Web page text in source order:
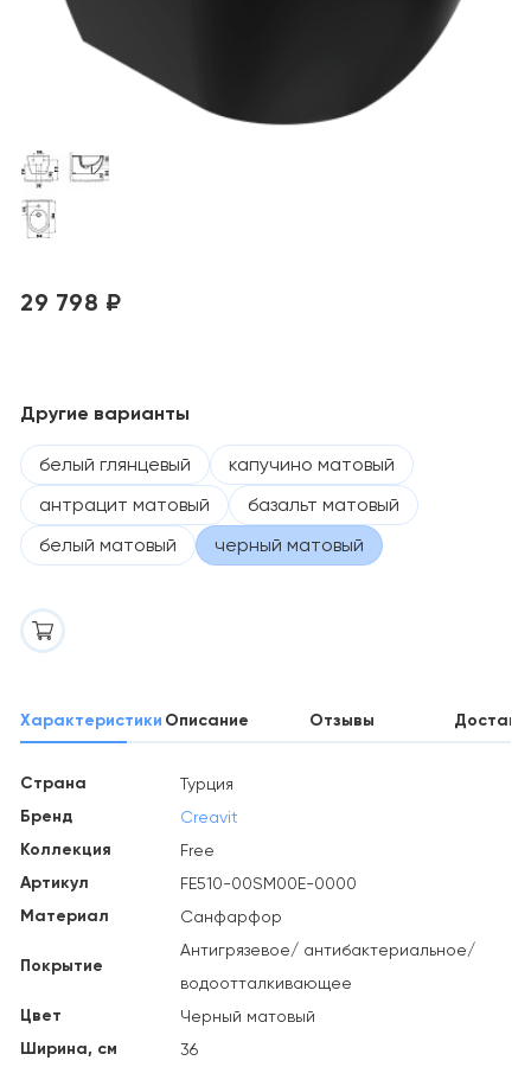
29 798 ₽
Другие варианты
белый глянцевый
капучино матовый
антрацит матовый
базальт матовый
белый матовый
черный матовый
Характеристики Описание Отзывы
Страна Турция
Бренд Creavit
Коллекция Free
Артикул FE510-00SM00E-0000
Материал Санфарфор
Покрытие
Антигрязевое/ антибактериальное/
водоотталкивающее
Цвет Черный матовый
Ширина, см 36